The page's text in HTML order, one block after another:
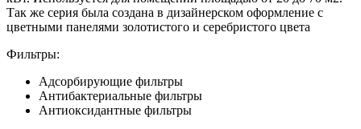
Так же серия была создана в дизайнерском оформление с
цветными панелями золотистого и серебристого цвета
Фильтры:
Адсорбирующие фильтры
Антибактериальные фильтры
Антиоксидантные фильтры